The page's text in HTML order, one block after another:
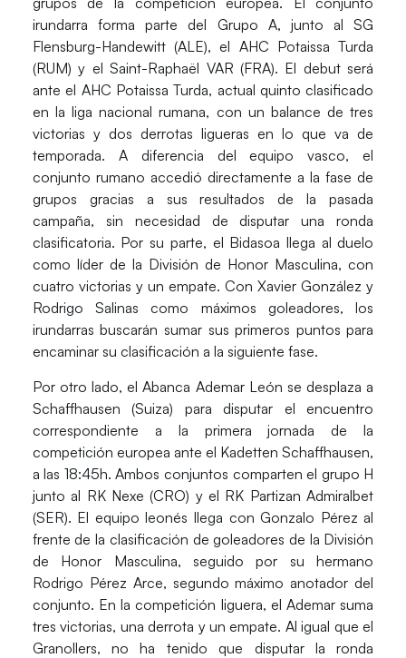
irundarra forma parte del Grupo A, junto alSG
Flensburg-Handewitt(ALE), el AHC Potaissa Turda
(RUM) y elSaint-Raphaël VAR (FRA). El debut será
ante el AHC Potaissa Turda, actual quinto clasificado
en la liga nacional rumana, con un balance de tres
victorias y dos derrotas ligueras en lo que va de
temporada. A diferencia del equipo vasco, el
conjunto rumano accedió directamente a la fase de
grupos gracias a sus resultados de la pasada
campaña, sin necesidad de disputar una ronda
clasificatoria. Por su parte, el Bidasoa llega al duelo
como líder de la División de Honor Masculina, con
cuatro victorias y un empate. ConXavier González y
Rodrigo Salinas como máximos goleadores, los
irundarras buscarán sumar sus primeros puntos para
encaminar su clasificación a la siguiente fase.
Por otro lado, elAbanca Ademar León se desplaza a
Schaffhausen (Suiza) para disputar el encuentro
correspondiente a la primera jornada de la
competición europea ante el Kadetten Schaffhausen,
a las 18:45h. Ambos conjuntos comparten el grupo H
junto al RK Nexe (CRO) y el RK Partizan Admiralbet
(SER). El equipo leonés llega conGonzalo Pérez al
frente de la clasificación de goleadores de la División
de Honor Masculina, seguido por su hermano
Rodrigo Pérez Arce, segundo máximo anotador del
conjunto. En la competición liguera, el Ademarsuma
tres victorias, una derrota y un empate. Al igual que el
Granollers, no ha tenido que disputar la ronda